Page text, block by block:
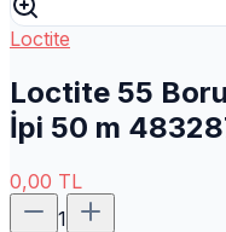
Loctite
Loctite 55 Boru
İpi 50 m
0,00 TL
1